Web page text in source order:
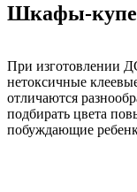
Шкафы-купе
При изготовлении
нетоксичные
отличаются
подбирать цвета
побуждающие